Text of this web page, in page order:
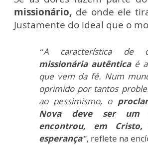
missionário, de onde ele
Justamente do ideal que o
“A característica de
missionária autênticaé a
que vem da fé. Num
oprimido por tantos
ao pessimismo, o
Nova deve ser um
encontrou, em
esperança”, reflete na